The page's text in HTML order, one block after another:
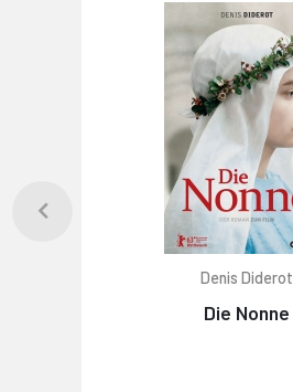
Denis Diderot
Die Nonne